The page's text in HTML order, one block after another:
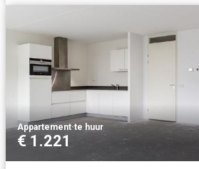
Appartement·te huur
€ 1.221